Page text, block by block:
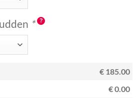
*
€ 185.00
€ 0.00